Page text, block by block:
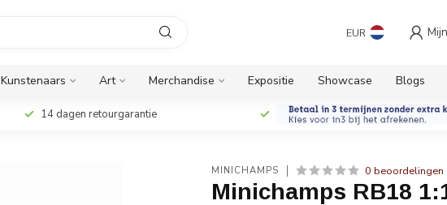
EUR
Kunstenaars Art Merchandise Expositie Showcase Blogs
14 dagen retourgarantie
MINICHAMPS 0 beoordelingen
Minichamps RB18